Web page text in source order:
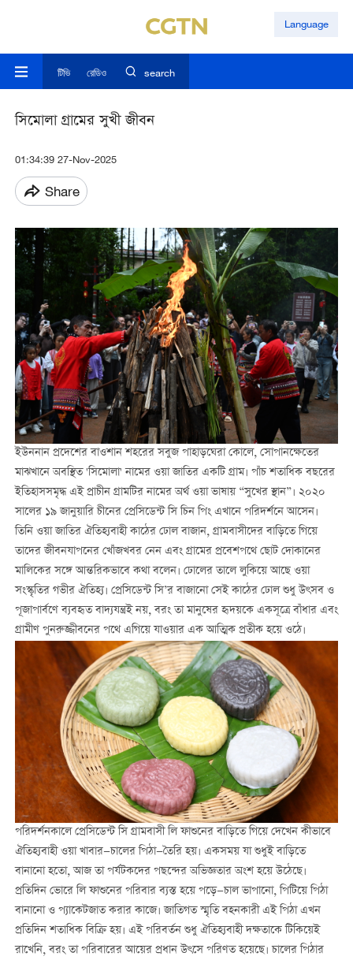
Language
টিভি রেডিও search
সিমোলা গ্রামের সুখী জীবন
01:34:39 27-Nov-2025
Share
ইউননান প্রদেশের বাওশান শহরের সবুজ পাহাড়ঘেরা কোলে, সোপানক্ষেতের
মাঝখানে অবস্থিত 'সিমোলা' নামের ওয়া জাতির একটি গ্রাম। পাঁচ শতাধিক বছরের
ইতিহাসসমৃদ্ধ এই প্রাচীন গ্রামটির নামের অর্থ ওয়া ভাষায় “সুখের স্থান”। ২০২০
সালের ১৯ জানুয়ারি চীনের প্রেসিডেন্ট সি চিন পিং এখানে পরিদর্শনে আসেন।
তিনি ওয়া জাতির ঐতিহ্যবাহী কাঠের ঢোল বাজান, গ্রামবাসীদের বাড়িতে গিয়ে
তাদের জীবনযাপনের খোঁজখবর নেন এবং গ্রামের প্রবেশপথে ছোট দোকানের
মালিকের সঙ্গে আন্তরিকভাবে কথা বলেন। ঢোলের তালে লুকিয়ে আছে ওয়া
সংস্কৃতির গভীর ঐতিহ্য। প্রেসিডেন্ট সি’র বাজানো সেই কাঠের ঢোল শুধু উৎসব ও
পূজাপার্বণে ব্যবহৃত বাদ্যযন্ত্রই নয়, বরং তা মানুষের হৃদয়কে একসূত্রে বাঁধার এবং
গ্রামীণ পুনরুজ্জীবনের পথে এগিয়ে যাওয়ার এক আত্মিক প্রতীক হয়ে ওঠে।
পরিদর্শনকালে প্রেসিডেন্ট সি গ্রামবাসী লি ফাশুনের বাড়িতে গিয়ে দেখেন কীভাবে
ঐতিহ্যবাহী ওয়া খাবার—চালের পিঠা—তৈরি হয়। একসময় যা শুধুই বাড়িতে
বানানো হতো, আজ তা পর্যটকদের পছন্দের অভিজ্ঞতার অংশ হয়ে উঠেছে।
প্রতিদিন ভোরে লি ফাশুনের পরিবার ব্যস্ত হয়ে পড়ে—চাল ভাপানো, পিটিয়ে পিঠা
বানানো ও প্যাকেটজাত করার কাজে। জাতিগত স্মৃতি বহনকারী এই পিঠা এখন
প্রতিদিন শতাধিক বিক্রি হয়। এই পরিবর্তন শুধু ঐতিহ্যবাহী দক্ষতাকে টিকিয়েই
রাখেনি, বরং তা পরিবারের আয়ের প্রধান উৎসে পরিণত হয়েছে। চালের পিঠার